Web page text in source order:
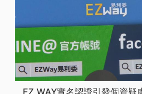
EZ WAY實名認證引發個資疑